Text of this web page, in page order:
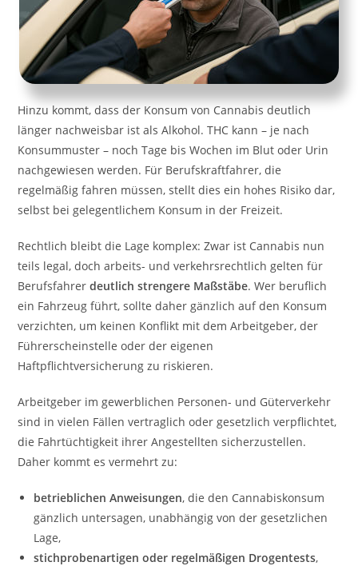
Hinzu kommt, dass der Konsum von Cannabis deutlich
länger nachweisbar ist als Alkohol. THC kann – je nach
Konsummuster – noch Tage bis Wochen im Blut oder Urin
nachgewiesen werden. Für Berufskraftfahrer, die
regelmäßig fahren müssen, stellt dies ein hohes Risiko dar,
selbst bei gelegentlichem Konsum in der Freizeit.
Rechtlich bleibt die Lage komplex: Zwar ist Cannabis nun
teils legal, doch arbeits- und verkehrsrechtlich gelten für
Berufsfahrerdeutlich strengere Maßstäbe. Wer beruflich
ein Fahrzeug führt, sollte daher gänzlich auf den Konsum
verzichten, um keinen Konflikt mit dem Arbeitgeber, der
Führerscheinstelle oder der eigenen
Haftpflichtversicherung zu riskieren.
Arbeitgeber im gewerblichen Personen- und Güterverkehr
sind in vielen Fällen vertraglich oder gesetzlich verpflichtet,
die Fahrtüchtigkeit ihrer Angestellten sicherzustellen.
Daher kommt es vermehrt zu:
betrieblichen Anweisungen, die den Cannabiskonsum
gänzlich untersagen, unabhängig von der gesetzlichen
Lage,
stichprobenartigen oder regelmäßigen Drogentests,